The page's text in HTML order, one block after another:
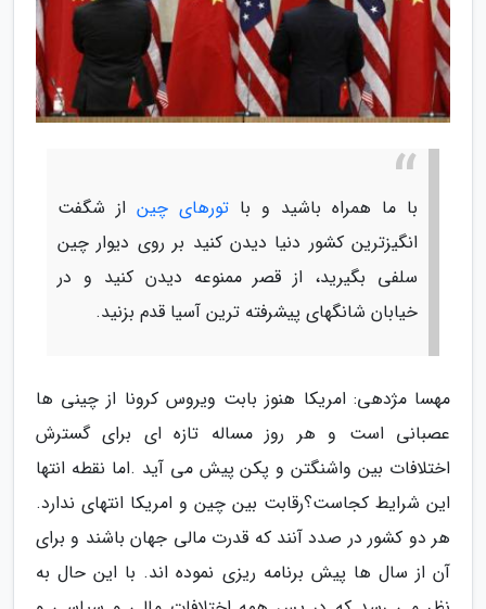
با ما همراه باشید و با تورهای چین از شگفت
انگیزترین کشور دنیا دیدن کنید بر روی دیوار چین
سلفی بگیرید، از قصر ممنوعه دیدن کنید و در
خیابان شانگهای پیشرفته ترین آسیا قدم بزنید.
مهسا مژدهی: امریکا هنوز بابت ویروس کرونا از چینی ها
عصبانی است و هر روز مساله تازه ای برای گسترش
اختلافات بین واشنگتن و پکن پیش می آید .اما نقطه انتها
این شرایط کجاست؟رقابت بین چین و امریکا انتهای ندارد.
هر دو کشور در صدد آنند که قدرت مالی جهان باشند و برای
آن از سال ها پیش برنامه ریزی نموده اند. با این حال به